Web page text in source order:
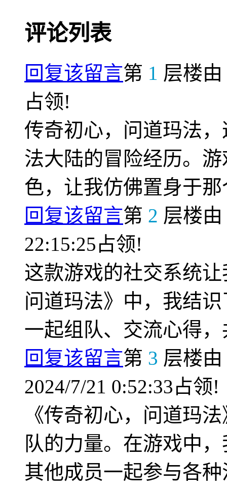
评论列表
回复该留言第 1 层楼由
占领!
传奇初心，问道玛法
法大陆的冒险经历。
色，让我仿佛置身于
回复该留言第 2 层楼由
22:15:25占领!
这款游戏的社交系统
问道玛法》中，我结
一起组队、交流心得
回复该留言第 3 层楼由
2024/7/21 0:52:33占领!
《传奇初心，问道玛
队的力量。在游戏中
其他成员一起参与各